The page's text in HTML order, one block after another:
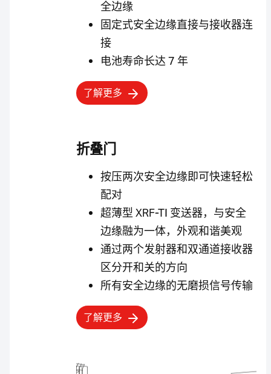
全边缘
固定式安全边缘直接与接收器连
接
电池寿命长达 7 年
了解更多
折叠门
按压两次安全边缘即可快速轻松
配对
超薄型 XRF-TI 变送器，与安全
边缘融为一体，外观和谐美观
通过两个发射器和双通道接收器
区分开和关的方向
所有安全边缘的无磨损信号传输
了解更多